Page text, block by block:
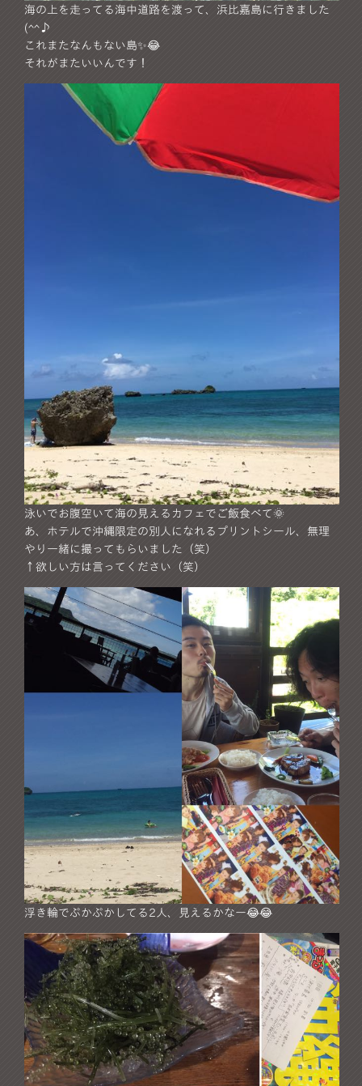
海の上を走ってる海中道路を渡って、浜比嘉島に行きました
(^^♪
これまたなんもない島✨😂
それがまたいいんです！
泳いでお腹空いて海の見えるカフェでご飯食べて🌞
あ、ホテルで沖縄限定の別人になれるプリントシール、無理
やり一緒に撮ってもらいました（笑）
↑欲しい方は言ってください（笑）
浮き輪でぷかぷかしてる2人、見えるかなー😂😂